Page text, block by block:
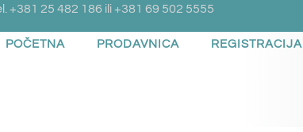
25 482 186 ili +381 69 502 5555
POČETNA PRODAVNICA REGISTRACIJA